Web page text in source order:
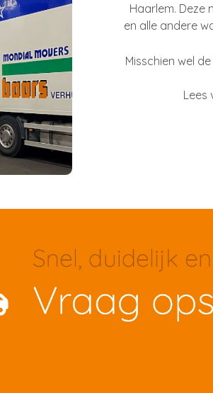
Haarlem. Deze
en alle andere
Misschien wel
Lees